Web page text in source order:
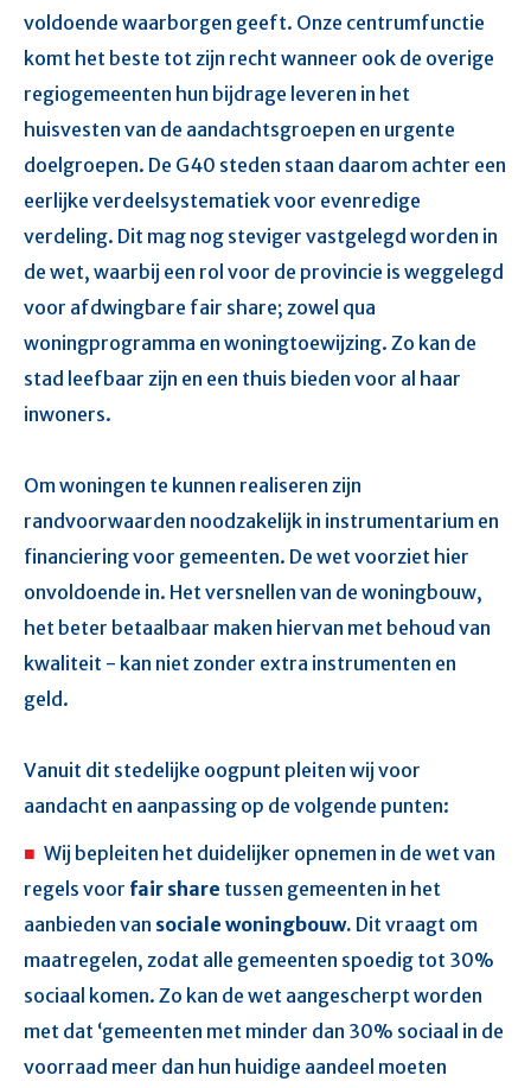
voldoende waarborgen geeft. Onze centrumfunctie
komt het beste tot zijn recht wanneer ook de overige
regiogemeenten hun bijdrage leveren in het
huisvesten van de aandachtsgroepen en urgente
doelgroepen. De G40 steden staan daarom achter een
eerlijke verdeelsystematiek voor evenredige
verdeling. Dit mag nog steviger vastgelegd worden in
de wet, waarbij een rol voor de provincie is weggelegd
voor afdwingbare fair share; zowel qua
woningprogramma en woningtoewijzing. Zo kan de
stad leefbaar zijn en een thuis bieden voor al haar
inwoners.
Om woningen te kunnen realiseren zijn
randvoorwaarden noodzakelijk in instrumentarium en
financiering voor gemeenten. De wet voorziet hier
onvoldoende in. Het versnellen van de woningbouw,
het beter betaalbaar maken hiervan met behoud van
kwaliteit - kan niet zonder extra instrumenten en
geld.
Vanuit dit stedelijke oogpunt pleiten wij voor
aandacht en aanpassing op de volgende punten:
Wij bepleiten het duidelijker opnemen in de wet van
regels voor fair share tussen gemeenten in het
aanbieden van sociale woningbouw. Dit vraagt om
maatregelen, zodat alle gemeenten spoedig tot 30%
sociaal komen. Zo kan de wet aangescherpt worden
met dat ‘gemeenten met minder dan 30% sociaal in de
voorraad meer dan hun huidige aandeel moeten